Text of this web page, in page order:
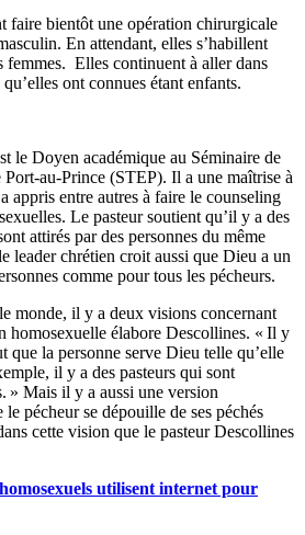
faire bientôt une opération chirurgicale
En attendant, elles s’habillent
femmes. Elles continuent à aller dans
ont connues étant enfants.
le Doyen académique au Séminaire de
au-Prince (STEP). Il a une maîtrise à
appris entre autres à faire le counseling
Le pasteur soutient qu’il y a des
attirés par des personnes du même
leader chrétien croit aussi que Dieu a un
comme pour tous les pécheurs.
monde, il y a deux visions concernant
homosexuelle élabore Descollines. « Il y
que la personne serve Dieu telle qu’elle
il y a des pasteurs qui sont
» Mais il y a aussi une version
pécheur se dépouille de ses péchés
cette vision que le pasteur Descollines
utilisent internet pour